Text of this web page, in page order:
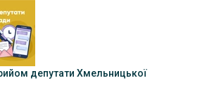
депутати Хмельницької